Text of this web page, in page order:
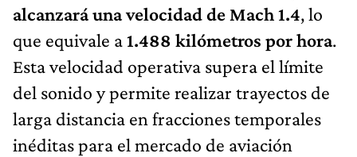
alcanzará una velocidad de Mach 1.4, lo
que equivale a1.488 kilómetros por hora.
Esta velocidad operativa supera el límite
del sonido y permite realizar trayectos de
larga distancia en fracciones temporales
inéditas para el mercado de aviación